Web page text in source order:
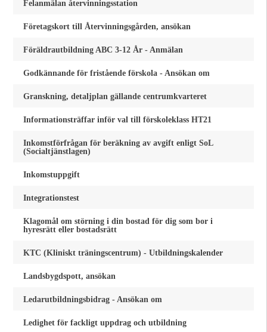
Felanmälan återvinningsstation
Företagskort till Återvinningsgården, ansökan
Föräldrautbildning ABC 3-12 År - Anmälan
Godkännande för fristående förskola - Ansökan om
Granskning, detaljplan gällande centrumkvarteret
Informationsträffar inför val till förskoleklass HT21
Inkomstförfrågan för beräkning av avgift enligt SoL
(Socialtjänstlagen)
Inkomstuppgift
Integrationstest
Klagomål om störning i din bostad för dig som bor i
hyresrätt eller bostadsrätt
KTC (Kliniskt träningscentrum) - Utbildningskalender
Landsbygdspott, ansökan
Ledarutbildningsbidrag - Ansökan om
Ledighet för fackligt uppdrag och utbildning